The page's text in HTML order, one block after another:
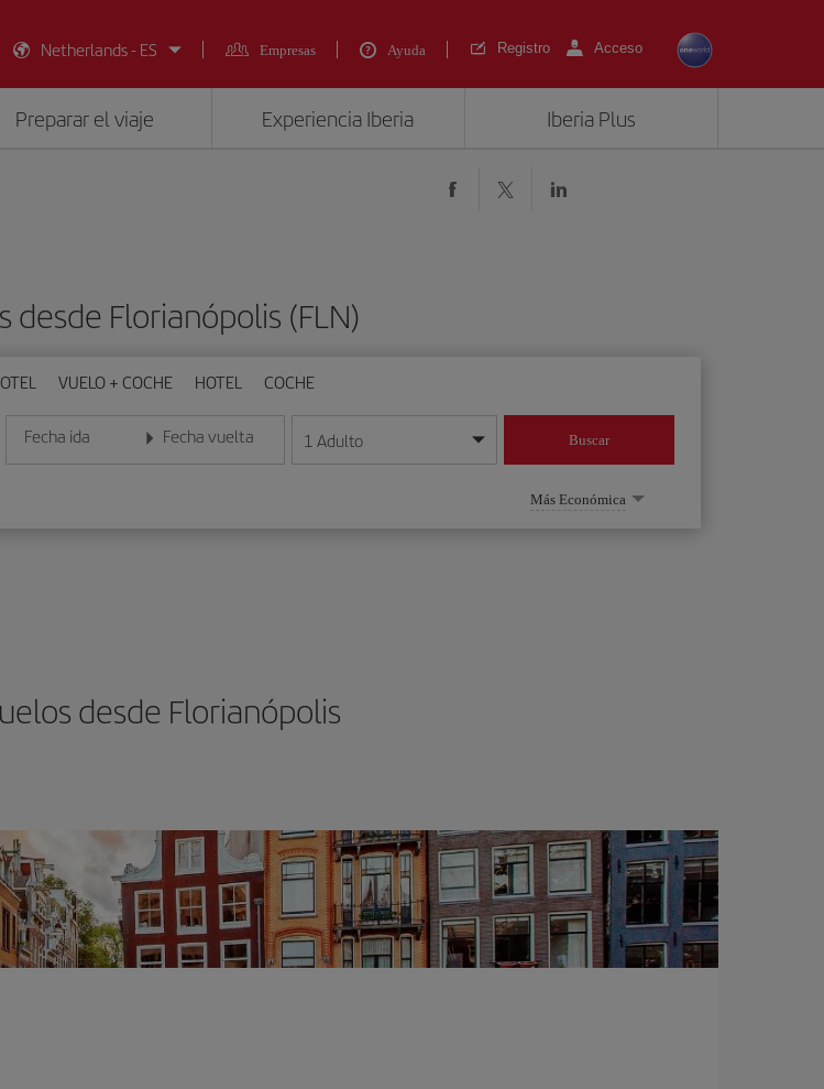
Netherlands - ES
Empresas Ayuda Registro Acceso
Preparar el viaje Experiencia Iberia Iberia Plus
desde Florianópolis (FLN)
VUELO + COCHE HOTEL COCHE
Fecha ida
Introduce la fecha en formato día/mes/año
Fecha vuelta
Introduce la fecha en formato día/mes/año
1 Adulto Buscar
Más Económica
desde Florianópolis